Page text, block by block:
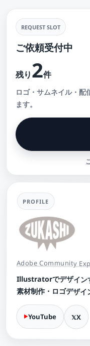
REQUEST SLOT
ご依頼受付中
残り2件
ロゴ・サムネイル・配
ます。
PROFILE
Adobe Community
Illustratorでデザイン
素材制作・ロゴデザイ
YouTube X